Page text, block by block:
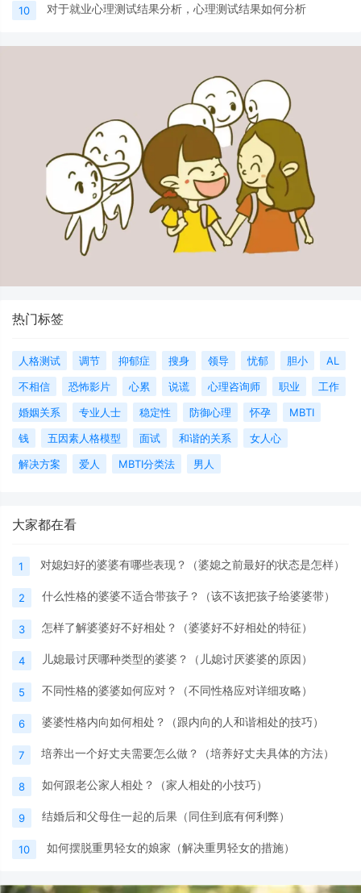
10 对于就业心理测试结果分析，心理测试结果如何分析
热门标签
人格测试 调节 抑郁症 搜身 领导 忧郁 胆小
AL
不相信
恐怖影片 心累 说谎 心理咨询师 职业
工作
婚姻关系
专业人士 稳定性 防御心理 怀孕
MBTI
钱
五因素人格模型 面试 和谐的关系
女人心
解决方案
爱人 MBTI分类法 男人
大家都在看
1 对媳妇好的婆婆有哪些表现？（婆媳之前最好的状态是怎样）
2 什么性格的婆婆不适合带孩子？（该不该把孩子给婆婆带）
3 怎样了解婆婆好不好相处？（婆婆好不好相处的特征）
4 儿媳最讨厌哪种类型的婆婆？（儿媳讨厌婆婆的原因）
5 不同性格的婆婆如何应对？（不同性格应对详细攻略）
6 婆婆性格内向如何相处？（跟内向的人和谐相处的技巧）
7 培养出一个好丈夫需要怎么做？（培养好丈夫具体的方法）
8 如何跟老公家人相处？（家人相处的小技巧）
9 结婚后和父母住一起的后果（同住到底有何利弊）
10 如何摆脱重男轻女的娘家（解决重男轻女的措施）